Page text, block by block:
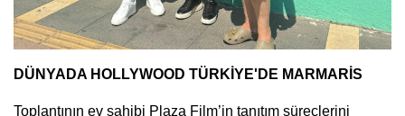
DÜNYADA HOLLYWOOD TÜRKİYE'DE MARMARİS
Toplantının ev sahibi Plaza Film’in tanıtım süreçlerini